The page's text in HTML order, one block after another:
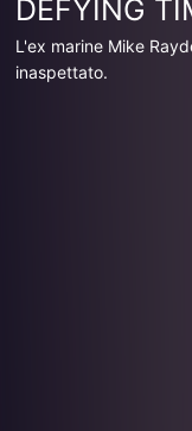
DEFYING
L'ex marine Mike
inaspettato.